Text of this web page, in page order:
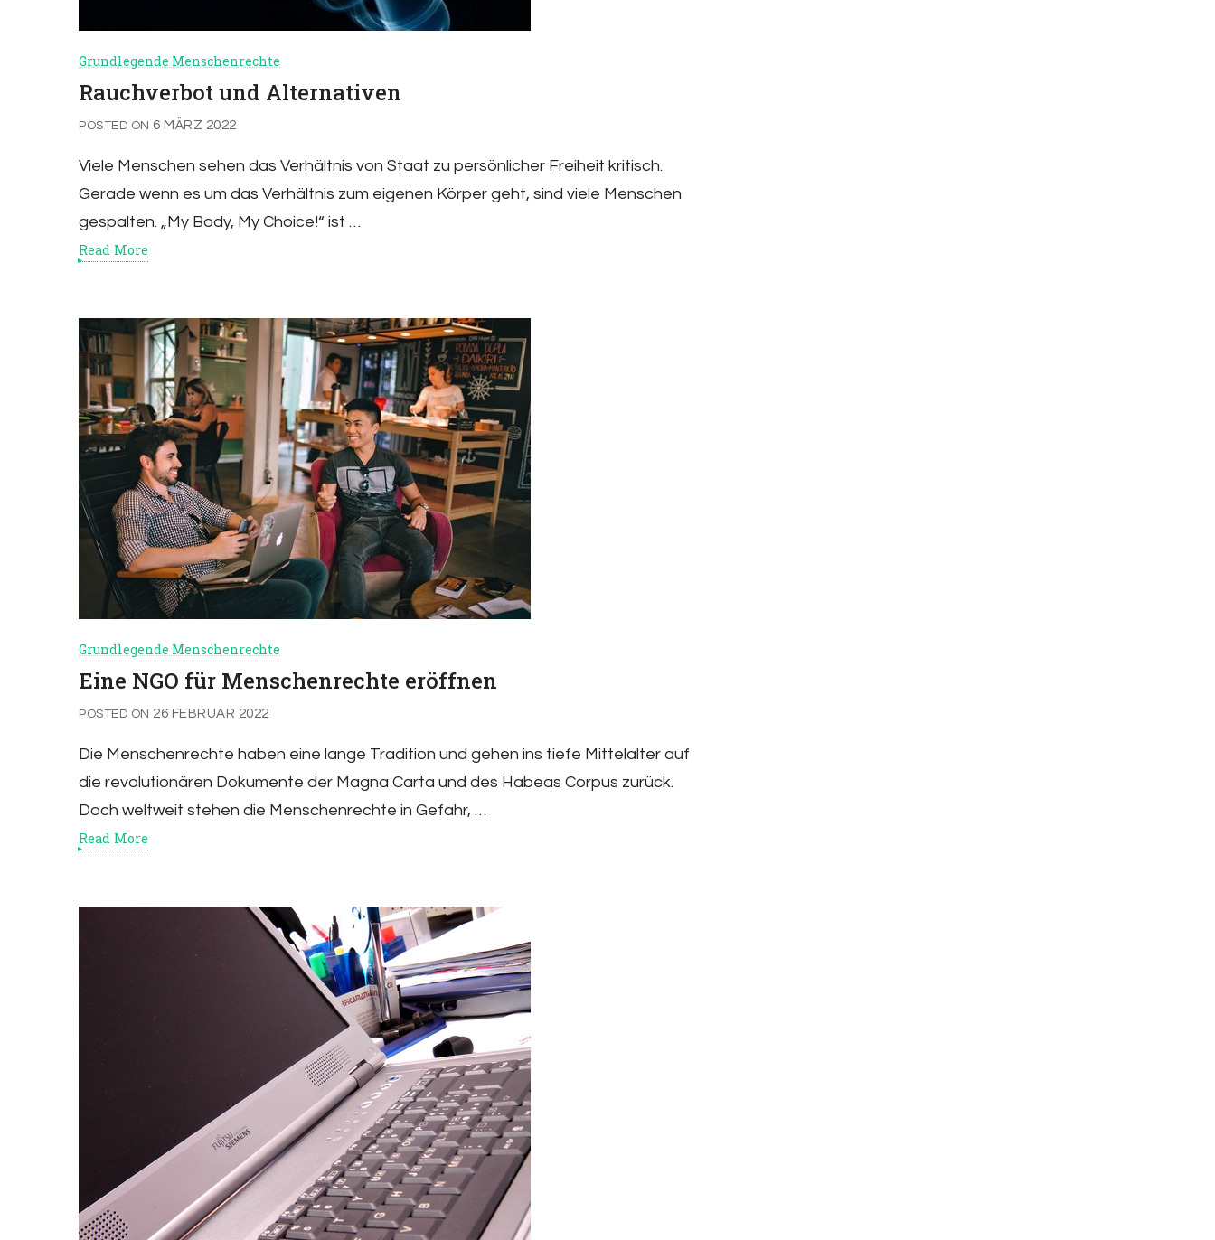
Grundlegende Menschenrechte
Rauchverbot und Alternativen
POSTED ON 6 MÄRZ 2022
Viele Menschen sehen das Verhältnis von Staat zu persönlicher Freiheit kritisch.
Gerade wenn es um das Verhältnis zum eigenen Körper geht, sind viele Menschen
gespalten. „My Body, My Choice!“ ist …
Read More
Grundlegende Menschenrechte
Eine NGO für Menschenrechte eröffnen
POSTED ON 26 FEBRUAR 2022
Die Menschenrechte haben eine lange Tradition und gehen ins tiefe Mittelalter auf
die revolutionären Dokumente der Magna Carta und des Habeas Corpus zurück.
Doch weltweit stehen die Menschenrechte in Gefahr, …
Read More